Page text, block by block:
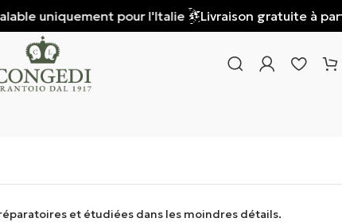
pour l'Italie Livraison gratuite à partir de 85 €
et étudiées dans les moindres détails.